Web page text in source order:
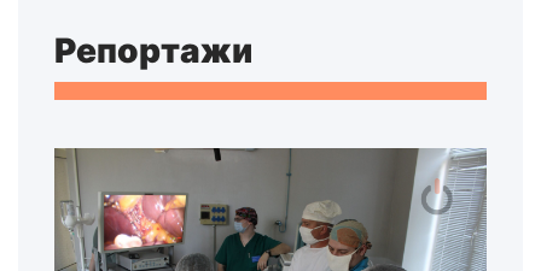
Репортажи